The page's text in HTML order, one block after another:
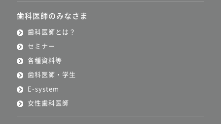
歯科医師のみなさま
歯科医師とは？
セミナー
各種資料等
歯科医師・学生
E-system
女性歯科医師